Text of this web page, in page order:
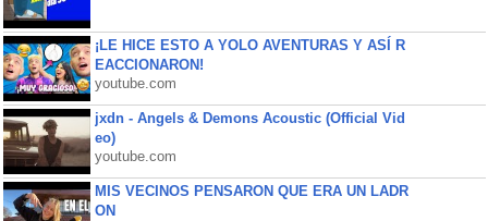
¡LE HICE ESTO A YOLO AVENTURAS Y ASÍ R
EACCIONARON!
youtube.com
jxdn - Angels & Demons Acoustic (Official Vid
eo)
youtube.com
MIS VECINOS PENSARON QUE ERA UN LADR
ON